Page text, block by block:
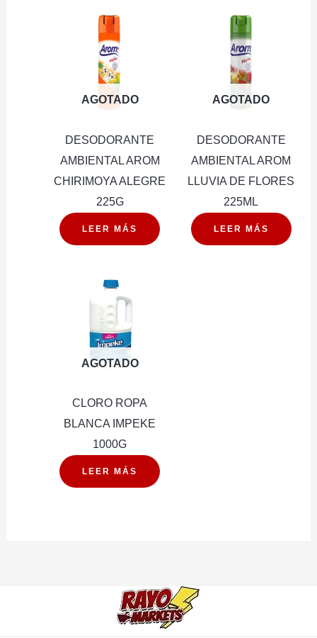
AGOTADO
DESODORANTE
AMBIENTAL AROM
CHIRIMOYA ALEGRE
225G
LEER MÁS
AGOTADO
DESODORANTE
AMBIENTAL AROM
LLUVIA DE FLORES
225ML
LEER MÁS
AGOTADO
CLORO ROPA
BLANCA IMPEKE
1000G
LEER MÁS